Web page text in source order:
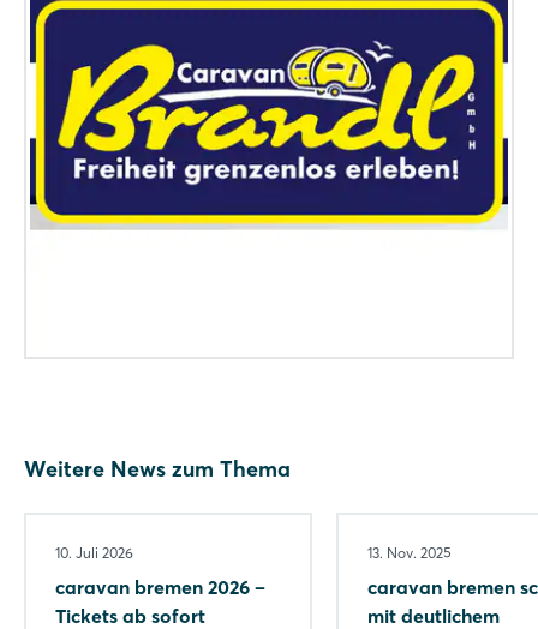
Weitere News zum Thema
10. Juli 2026
caravan bremen 2026 –
Tickets ab sofort
13. Nov. 2025
caravan bremen
mit deutlichem
Einloggen
Passwort vergessen?
Noch nicht angemeldet?
Jetzt registrieren